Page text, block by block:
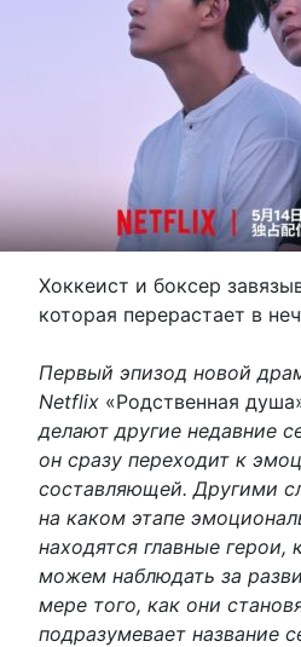
Хоккеист и боксер
которая перерастает в
Первый эпизод новой
Netflix «Родственная
делают другие недавние
он сразу переходит к
составляющей. Другими
на каком этапе
находятся главные герои,
можем наблюдать за
мере того, как они
подразумевает название